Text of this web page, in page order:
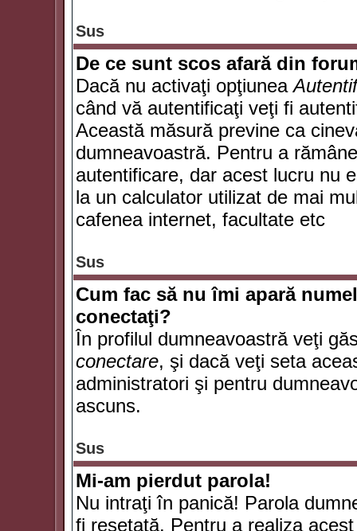
Sus
De ce sunt scos afară din
Dacă nu activaţi opţiunea
când vă autentificaţi veţi fi
Această măsură previne ca
dumneavoastră. Pentru a
autentificare, dar acest lucru nu
la un calculator utilizat de mai
cafenea internet, facultate etc
Sus
Cum fac să nu îmi apară
conectaţi?
În profilul dumneavoastră veţi
conectare, şi dacă veţi seta
administratori şi pentru
ascuns.
Sus
Mi-am pierdut parola!
Nu intraţi în panică! Parola
fi resetată. Pentru a realiza